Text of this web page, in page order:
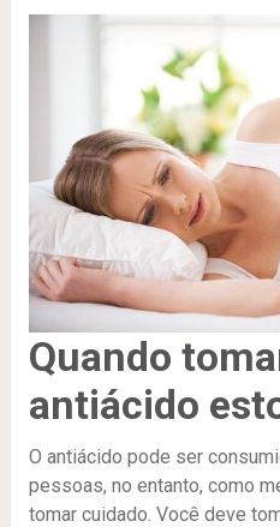
Quando
antiácido
O antiácido pode ser
pessoas, no entanto, como
tomar cuidado. Você deve